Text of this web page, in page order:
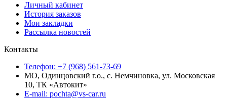
Личный кабинет
История заказов
Мои закладки
Рассылка новостей
Контакты
Телефон: +7 (968) 561-73-69
МО, Одинцовский г.о., с. Немчиновка, ул. Московская
10, ТК «Автокит»
E-mail: pochta@vs-car.ru